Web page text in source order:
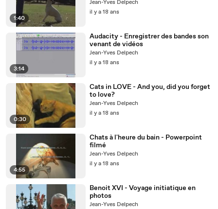
1:40
Jean-Yves Delpech
il y a 18 ans
3:14
Audacity - Enregistrer des bandes son
venant de vidéos
Jean-Yves Delpech
il y a 18 ans
0:30
Cats in LOVE - And you, did you forget
to love?
Jean-Yves Delpech
il y a 18 ans
4:55
Chats à l'heure du bain - Powerpoint
filmé
Jean-Yves Delpech
il y a 18 ans
Benoit XVI - Voyage initiatique en
photos
Jean-Yves Delpech